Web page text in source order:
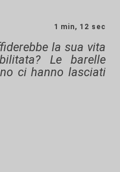
1 min, 12 sec
la sua vita
Le barelle
ci hanno lasciati